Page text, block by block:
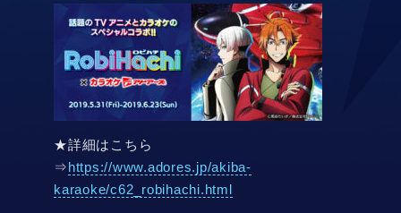
★詳細はこちら
⇒https://www.adores.jp/akiba-
karaoke/c62_robihachi.html